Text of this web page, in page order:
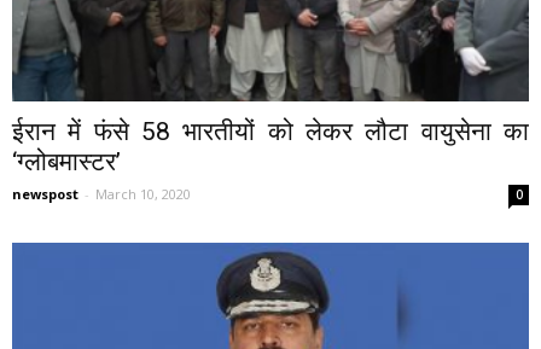
ईरान में फंसे 58 भारतीयों को लेकर लौटा वायुसेना का
‘ग्लोबमास्टर’
newspost - March 10, 2020 0